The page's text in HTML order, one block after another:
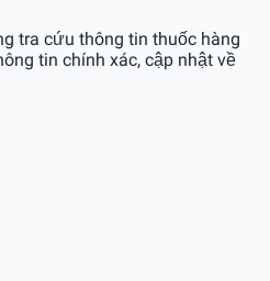
tra cứu thông tin thuốc hàng
tin chính xác, cập nhật về